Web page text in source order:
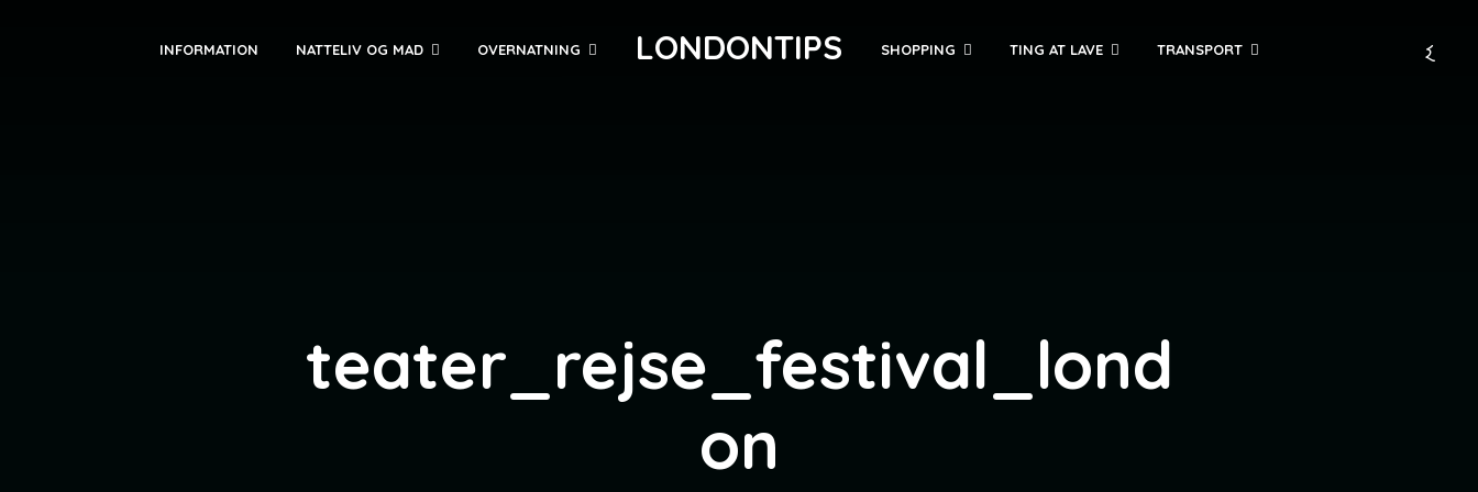
INFORMATION NATTELIV OG MAD OVERNATNING LONDONTIPS SHOPPING TING AT LAVE TRANSPORT
teater_rejse_festival_lond
on